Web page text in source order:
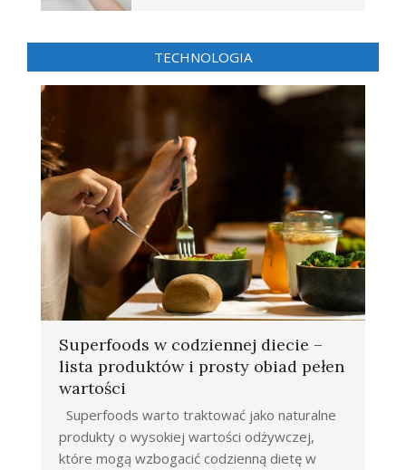
TECHNOLOGIA
Superfoods w codziennej diecie –
lista produktów i prosty obiad pełen
wartości
Superfoods warto traktować jako naturalne
produkty o wysokiej wartości odżywczej,
które mogą wzbogacić codzienną dietę w